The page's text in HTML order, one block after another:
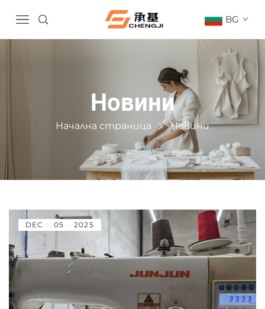
BG
Новини
Начална страница Новини
DEC 05 2025